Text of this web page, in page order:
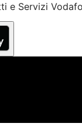
e Servizi